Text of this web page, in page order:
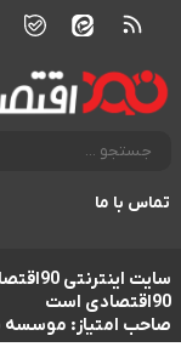
تماس با ما
سایت
90اقتصادی است
صاحب امتیاز: موسسه